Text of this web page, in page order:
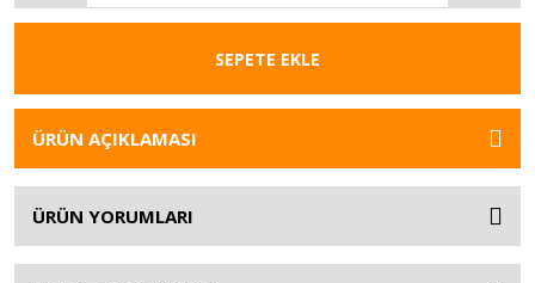
SEPETE EKLE
ÜRÜN AÇIKLAMASI
ÜRÜN YORUMLARI